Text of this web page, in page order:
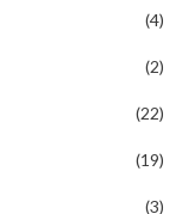
(4)
(2)
(22)
(19)
(3)